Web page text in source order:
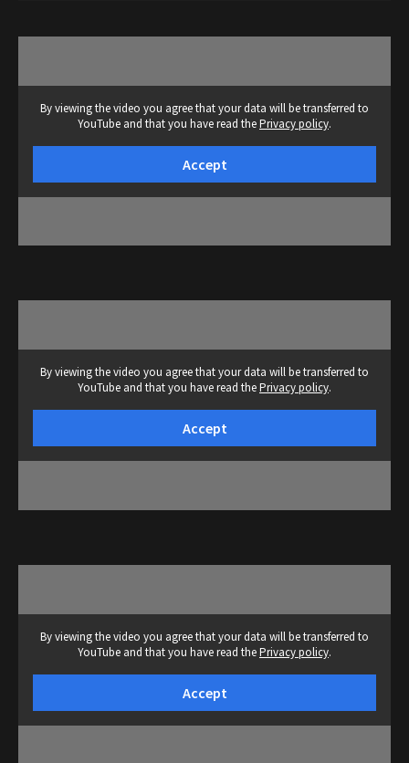
By viewing the video you agree that your data will be transferred to
YouTube and that you have read thePrivacy policy.
Accept
By viewing the video you agree that your data will be transferred to
YouTube and that you have read thePrivacy policy.
Accept
By viewing the video you agree that your data will be transferred to
YouTube and that you have read thePrivacy policy.
Accept